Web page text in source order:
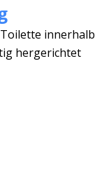
innerhalb
hergerichtet